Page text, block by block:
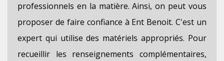
professionnels en la matière. Ainsi, on peut vous
proposer de faire confiance à Ent Benoit. C'est un
expert qui utilise des matériels appropriés. Pour
recueillir les renseignements complémentaires,